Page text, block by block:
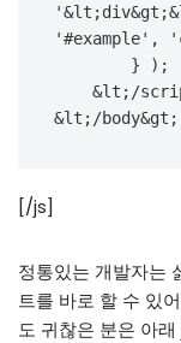
&lt;/body&gt;
[/js]
정통있는 개발자는
트를 바로 할 수 있
도 귀찮은 분은 아